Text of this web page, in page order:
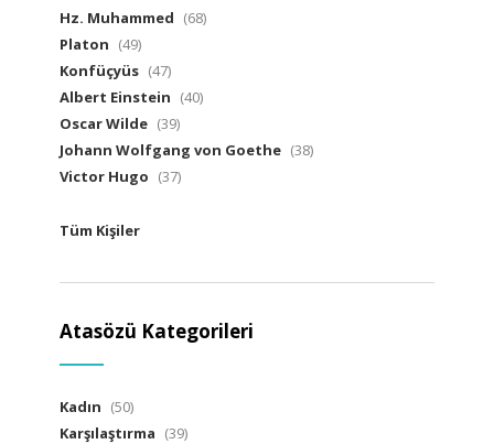
Hz. Muhammed (68)
Platon (49)
Konfüçyüs (47)
Albert Einstein (40)
Oscar Wilde (39)
Johann Wolfgang von Goethe (38)
Victor Hugo (37)
Tüm Kişiler
Atasözü Kategorileri
Kadın (50)
Karşılaştırma (39)